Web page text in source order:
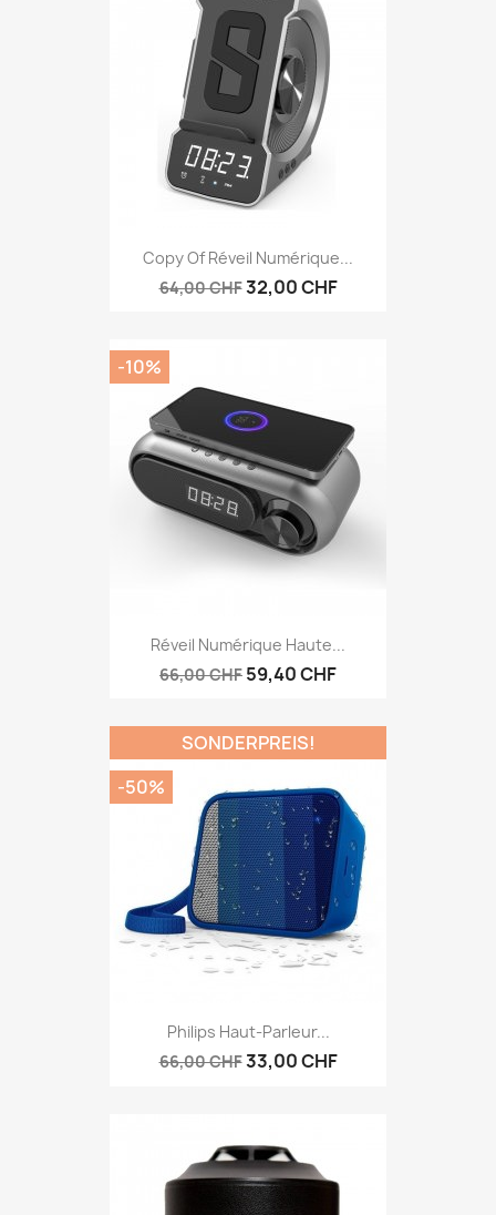
Copy Of Réveil Numérique...
64,00 CHF32,00 CHF
Réveil Numérique Haute...
66,00 CHF 59,40 CHF
-10%
Philips Haut-Parleur...
66,00 CHF33,00 CHF
SONDERPREIS!
-50%